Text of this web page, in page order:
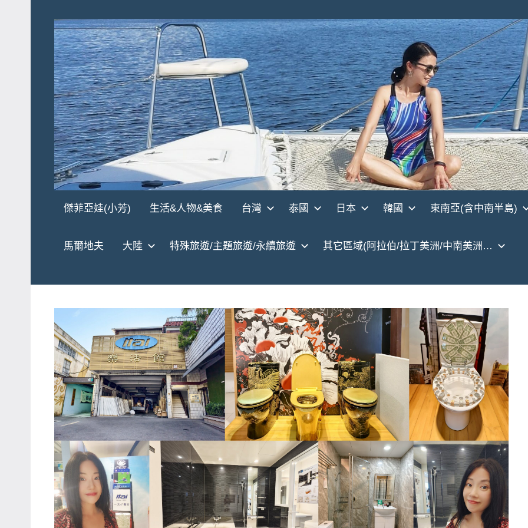
content
傑
娃
JEFFIA
FANG
主
題
旅
遊、
達
人
帶
路、
旅
遊
節
目
傑菲亞娃(小芳) 生活&人物&美食 台灣 泰國 日本 韓國 東南亞(含中南半島)
馬爾地夫 大陸 特殊旅遊/主題旅遊/永續旅遊 其它區域(阿拉伯/拉丁美洲/中南美洲…